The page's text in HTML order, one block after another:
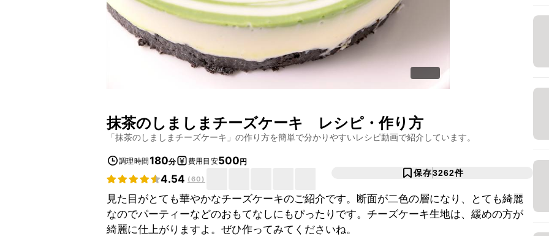
抹茶のしましまチーズケーキ レシピ・作り方
「抹茶のしましまチーズケーキ 」の作り方を簡単で分かりやすいレシピ動画で紹介しています。
調理時間180分 費用目安500円
4.54 (60)
保存3262件
見た目がとても華やかなチーズケーキのご紹介です。断面が二色の層になり、とても綺麗
なのでパーティーなどのおもてなしにもぴったりです。チーズケーキ生地は、緩めの方が
綺麗に仕上がりますよ。ぜひ作ってみてくださいね。